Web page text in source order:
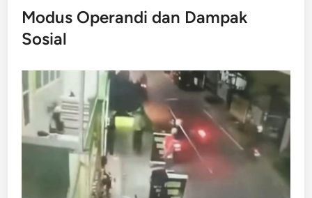
Modus Operandi dan Dampak
Sosial